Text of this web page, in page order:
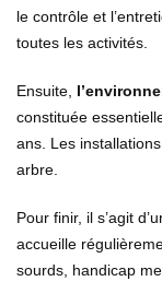
le contrôle et
toutes les activités.
Ensuite, l
constituée
ans. Les
arbre.
Pour finir, il s’agit
accueille
sourds, handicap